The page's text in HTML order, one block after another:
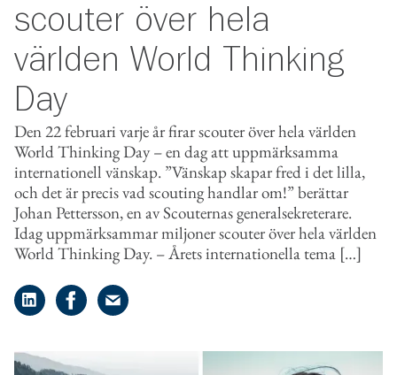
scouter över hela
världen World Thinking
Day
Den 22 februari varje år firar scouter över hela världen
World Thinking Day – en dag att uppmärksamma
internationell vänskap. ”Vänskap skapar fred i det lilla,
och det är precis vad scouting handlar om!” berättar
Johan Pettersson, en av Scouternas generalsekreterare.
Idag uppmärksammar miljoner scouter över hela världen
World Thinking Day. – Årets internationella tema […]
Dela på LinkedIn
Dela på Facebook
Dela på e-post